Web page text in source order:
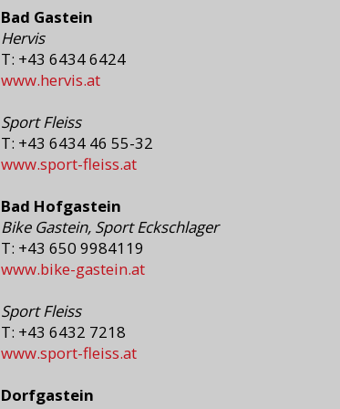
Bad Gastein
Hervis
T: +43 6434 6424
www.hervis.at
Sport Fleiss
T: +43 6434 46 55-32
www.sport-fleiss.at
Bad Hofgastein
Bike Gastein, Sport Eckschlager
T: +43 650 9984119
www.bike-gastein.at
Sport Fleiss
T: +43 6432 7218
www.sport-fleiss.at
Dorfgastein